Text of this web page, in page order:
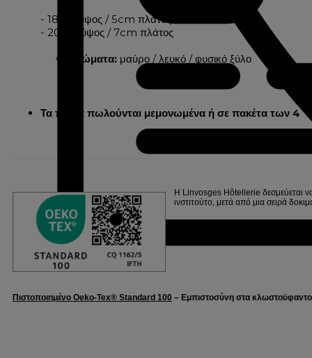
- 18cm ύψος / 5cm πλάτος
- 20cm ύψος / 7cm πλάτος
Χρώματα: μαύρο / λευκό / φυσικό ξύλο
Τα πόδια πωλούνται μεμονωμένα ή σε πακέτα των 4
Η Linvosges Hôtellerie δεσμεύεται να
ινστιτούτο, μετά από μια σειρά
Πιστοποιημένο Oeko-Tex® Standard 100 – Εμπιστοσύνη στα